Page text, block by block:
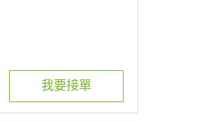
我要接單